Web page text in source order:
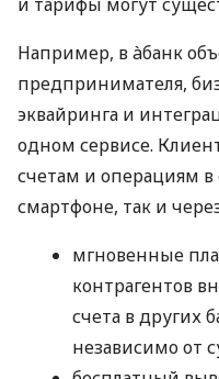
Например, в àбанк
предпринимателя,
эквайринга и
одном сервисе.
счетам и операциям
смартфоне, так и
мгновенные
контрагентов
счета в других
независимо от